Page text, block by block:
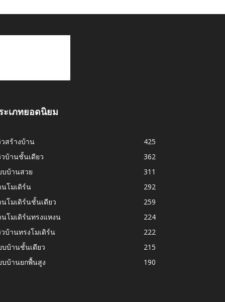
ะเภทยอดนิยม
สร้างบ้าน
425
บ้านชั้นเดียว
362
บบ้านสวย
311
โมเดิร์น
292
โมเดิร์นชั้นเดียว
259
โมเดิร์นทรงแหงน
224
บ้านทรงโมเดิร์น
222
บบ้านชั้นเดียว
215
บบ้านยกพื้นสูง
190